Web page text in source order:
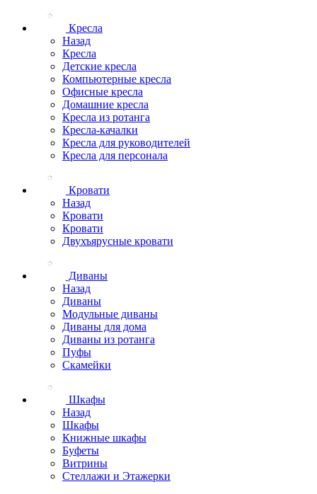
Кресла
Назад
Кресла
Детские кресла
Компьютерные кресла
Офисные кресла
Домашние кресла
Кресла из ротанга
Кресла-качалки
Кресла для руководителей
Кресла для персонала
Кровати
Назад
Кровати
Кровати
Двухъярусные кровати
Диваны
Назад
Диваны
Модульные диваны
Диваны для дома
Диваны из ротанга
Пуфы
Скамейки
Шкафы
Назад
Шкафы
Книжные шкафы
Буфеты
Витрины
Стеллажи и Этажерки